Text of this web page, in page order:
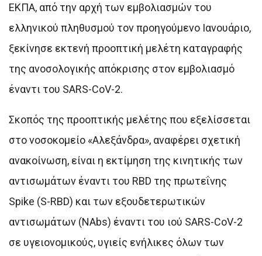
ΕΚΠΑ, από την αρχή των εμβολιασμών του
ελληνικού πληθυσμού τον προηγούμενο Ιανουάριο,
ξεκίνησε εκτενή προοπτική μελέτη καταγραφής
της ανοσολογικής απόκρισης στον εμβολιασμό
έναντι του SARS-CoV-2.
Σκοπός της προοπτικής μελέτης που εξελίσσεται
στο νοσοκομείο «Αλεξάνδρα», αναφέρει σχετική
ανακοίνωση, είναι η εκτίμηση της κινητικής των
αντισωμάτων έναντι του RBD της πρωτεΐνης
Spike (S-RBD) και των εξουδετερωτικών
αντισωμάτων (NAbs) έναντι του ιού SARS-CoV-2
σε υγειονομικούς, υγιείς ενήλικες όλων των